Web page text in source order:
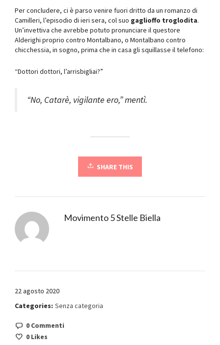
Per concludere, ci è parso venire fuori dritto da un romanzo di
Camilleri, l’episodio di ieri sera, col suo gaglioffo troglodita.
Un’invettiva che avrebbe potuto pronunciare il questore
Alderighi proprio contro Montalbano, o Montalbano contro
chicchessia, in sogno, prima che in casa gli squillasse il telefono:
“Dottori dottori, l’arrisbigliai?”
“No, Catarè, vigilante ero,” mentì.
SHARE THIS
Movimento 5 Stelle Biella
22 agosto 2020
Categories: Senza categoria
0 Commenti
0 Likes